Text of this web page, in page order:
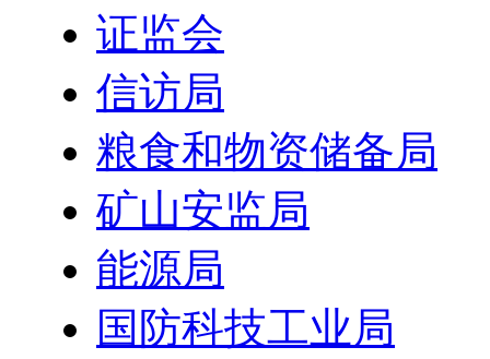
证监会
信访局
粮食和物资储备局
矿山安监局
能源局
国防科技工业局